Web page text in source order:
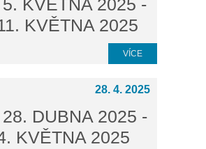
KVĚTNA 2025
VÍCE
28. 4. 2025
DUBNA 2025 -
KVĚTNA 2025